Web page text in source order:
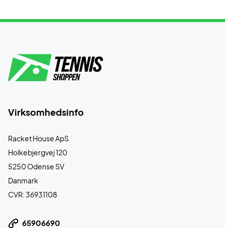
Virksomhedsinfo
Racket House ApS
Holkebjergvej 120
5250 Odense SV
Danmark
CVR: 36931108
65906690